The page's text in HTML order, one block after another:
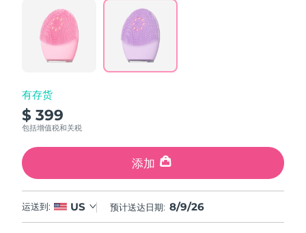
Reviews.
Same
page
link.
有存货
$ 399
包括增值税和关税
添加
运送到: US 预计送达日期: 8/9/26
马耳他
墨西哥
荷兰
新西兰
挪威 8/8/26
阿曼 预计送达日期